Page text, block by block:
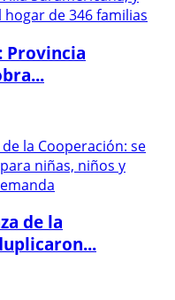
Provincia
de la